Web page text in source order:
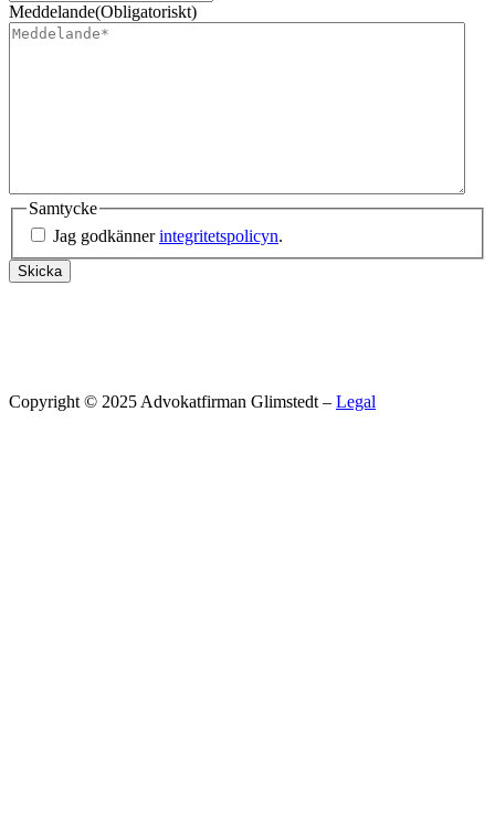
Meddelande(Obligatoriskt)
Samtycke
Jag godkännerintegritetspolicyn.
Skicka
Copyright © 2025 Advokatfirman Glimstedt – Legal